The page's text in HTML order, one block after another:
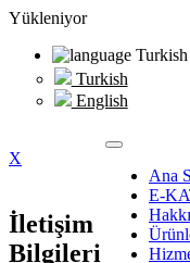
Yükleniyor
Turkish
Turkish
English
Ana
E-
X
İletişim
Bilgileri